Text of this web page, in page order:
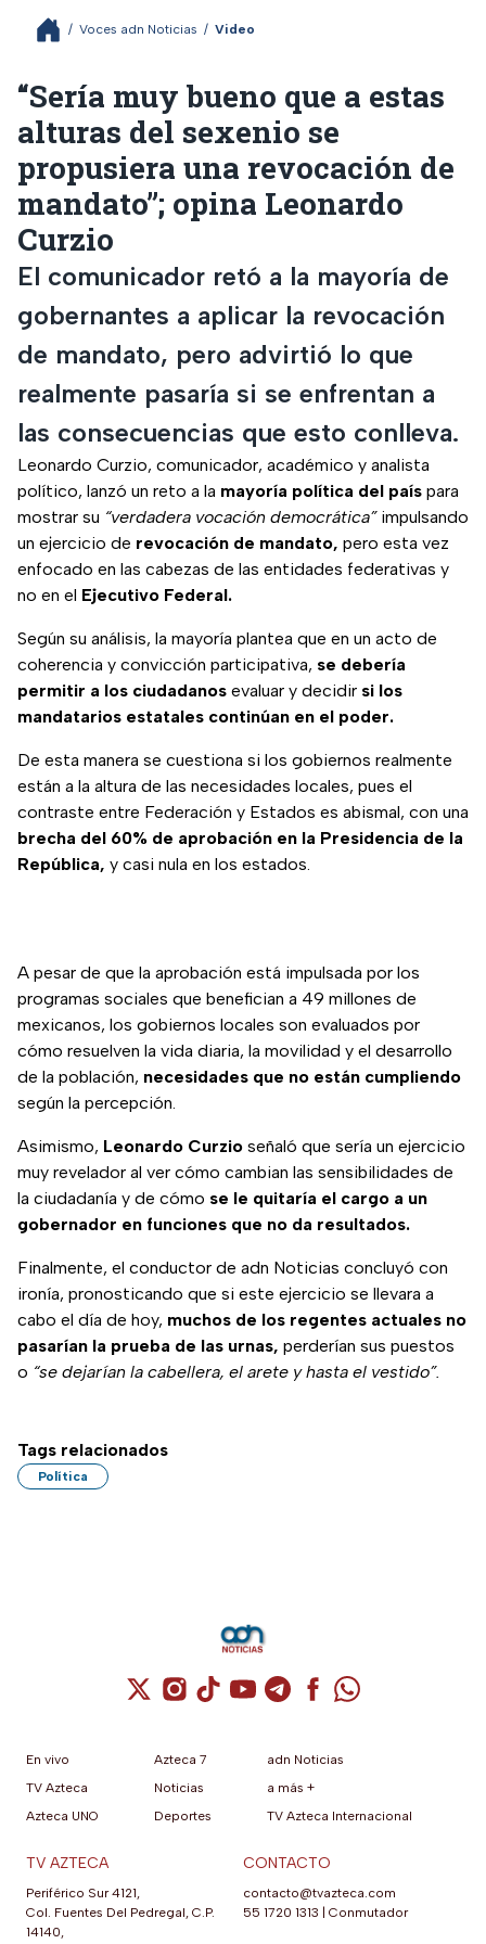
/ Voces adn Noticias / Video
“Sería muy bueno que a estas
alturas del sexenio se
propusiera una revocación de
mandato”; opina Leonardo
Curzio
El comunicador retó a la mayoría de
gobernantes a aplicar la revocación
de mandato, pero advirtió lo que
realmente pasaría si se enfrentan a
las consecuencias que esto conlleva.
Leonardo Curzio, comunicador, académico y analista
político, lanzó un reto a la mayoría política del país para
mostrar su “verdadera vocación democrática”impulsando
un ejercicio de revocación de mandato, pero esta vez
enfocado en las cabezas de las entidades federativas y
no en el Ejecutivo Federal.
Según su análisis, la mayoría plantea que en un acto de
coherencia y convicción participativa, se debería
permitir a los ciudadanos evaluar y decidir si los
mandatarios estatales continúan en el poder.
De esta manera se cuestiona si los gobiernos realmente
están a la altura de las necesidades locales, pues el
contraste entre Federación y Estados es abismal, con una
brecha del 60% de aprobación en la Presidencia de la
República, y casi nula en los estados.
A pesar de que la aprobación está impulsada por los
programas sociales que benefician a 49 millones de
mexicanos, los gobiernos locales son evaluados por
cómo resuelven la vida diaria, la movilidad y el desarrollo
de la población, necesidades que no están cumpliendo
según la percepción.
Asimismo, Leonardo Curzio señaló que sería un ejercicio
muy revelador al ver cómo cambian las sensibilidades de
la ciudadanía y de cómo se le quitaría el cargo a un
gobernador en funciones que no da resultados.
Finalmente, el conductor de adn Noticias concluyó con
ironía, pronosticando que si este ejercicio se llevara a
cabo el día de hoy, muchos de los regentes actuales no
pasarían la prueba de las urnas, perderían sus puestos
o “se dejarían la cabellera, el arete y hasta el vestido”.
Tags relacionados
Política
Cuenta de X / Twitter (se abre en una
Cuenta de Instagram (se abre en una
Cuenta de TikTok (se abre en
Cuenta de YouTube (se abre
Cuenta de Telegram (se
Cuenta de
Cuenta de
En vivo
TV Azteca
Azteca UNO
Azteca 7
Noticias
Deportes
adn Noticias
a más +
TV Azteca Internacional
TV AZTECA
Periférico Sur 4121,
Col. Fuentes Del Pedregal, C.P.
14140,
CONTACTO
contacto@tvazteca.com
55 1720 1313 | Conmutador